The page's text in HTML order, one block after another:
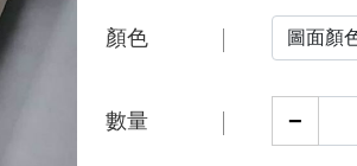
顏色
數量 −